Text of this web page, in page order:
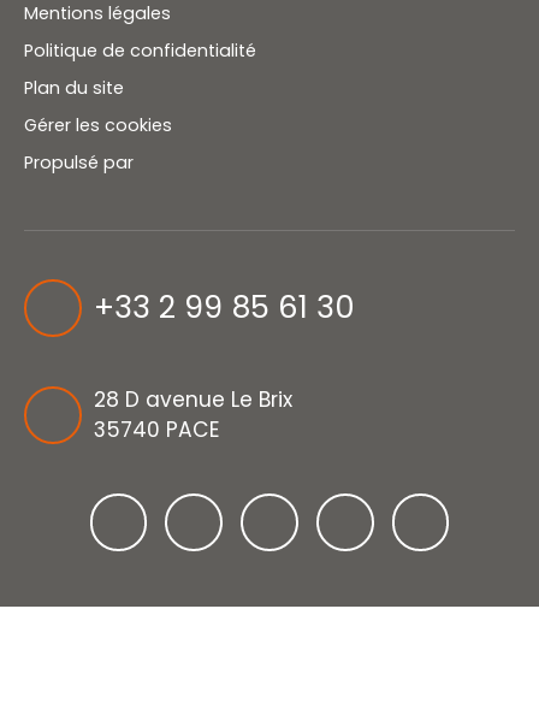
Mentions légales
Politique de confidentialité
Plan du site
Gérer les cookies
Propulsé par
+33 2 99 85 61 30
28 D avenue Le Brix
35740 PACE